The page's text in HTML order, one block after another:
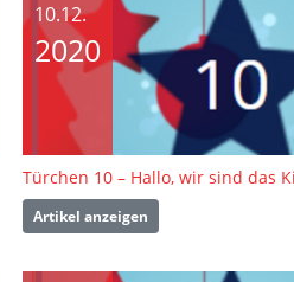
10.12.
2020
Türchen 10 – Hallo, wir sind das
Artikel anzeigen